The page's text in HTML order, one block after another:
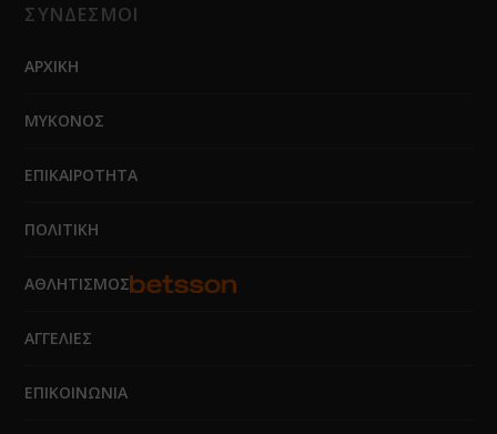
ΣΥΝΔΕΣΜΟΙ
ΑΡΧΙΚΗ
ΜΥΚΟΝΟΣ
ΕΠΙΚΑΙΡΟΤΗΤΑ
ΠΟΛΙΤΙΚΗ
ΑΘΛΗΤΙΣΜΟΣ
ΑΓΓΕΛΙΕΣ
ΕΠΙΚΟΙΝΩΝΙΑ